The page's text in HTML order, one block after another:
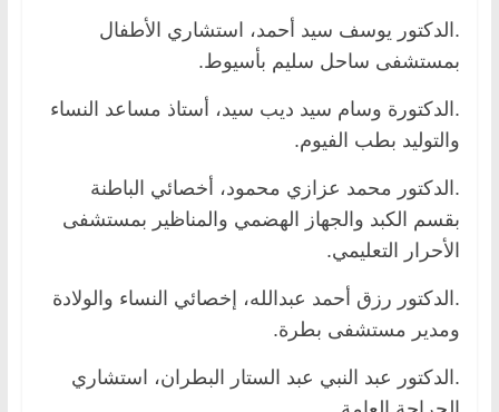
.الدكتور يوسف سيد أحمد، استشاري الأطفال
بمستشفى ساحل سليم بأسيوط.
.الدكتورة وسام سيد ديب سيد، أستاذ مساعد النساء
والتوليد بطب الفيوم.
.الدكتور محمد عزازي محمود، أخصائي الباطنة
بقسم الكبد والجهاز الهضمي والمناظير بمستشفى
الأحرار التعليمي.
.الدكتور رزق أحمد عبدالله، إخصائي النساء والولادة
ومدير مستشفى بطرة.
.الدكتور عبد النبي عبد الستار البطران، استشاري